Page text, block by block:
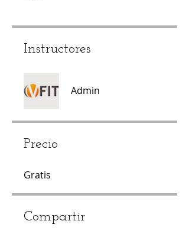
Instructores
Admin
Precio
Gratis
Compartir